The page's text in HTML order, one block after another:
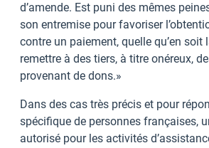
d’amende. Est puni des mêmes
son entremise pour favoriser
contre un paiement, quelle qu’en soit
remettre à des tiers, à titre onéreux,
provenant de dons.»
Dans des cas très précis et pour
spécifique de personnes françaises,
autorisé pour les activités